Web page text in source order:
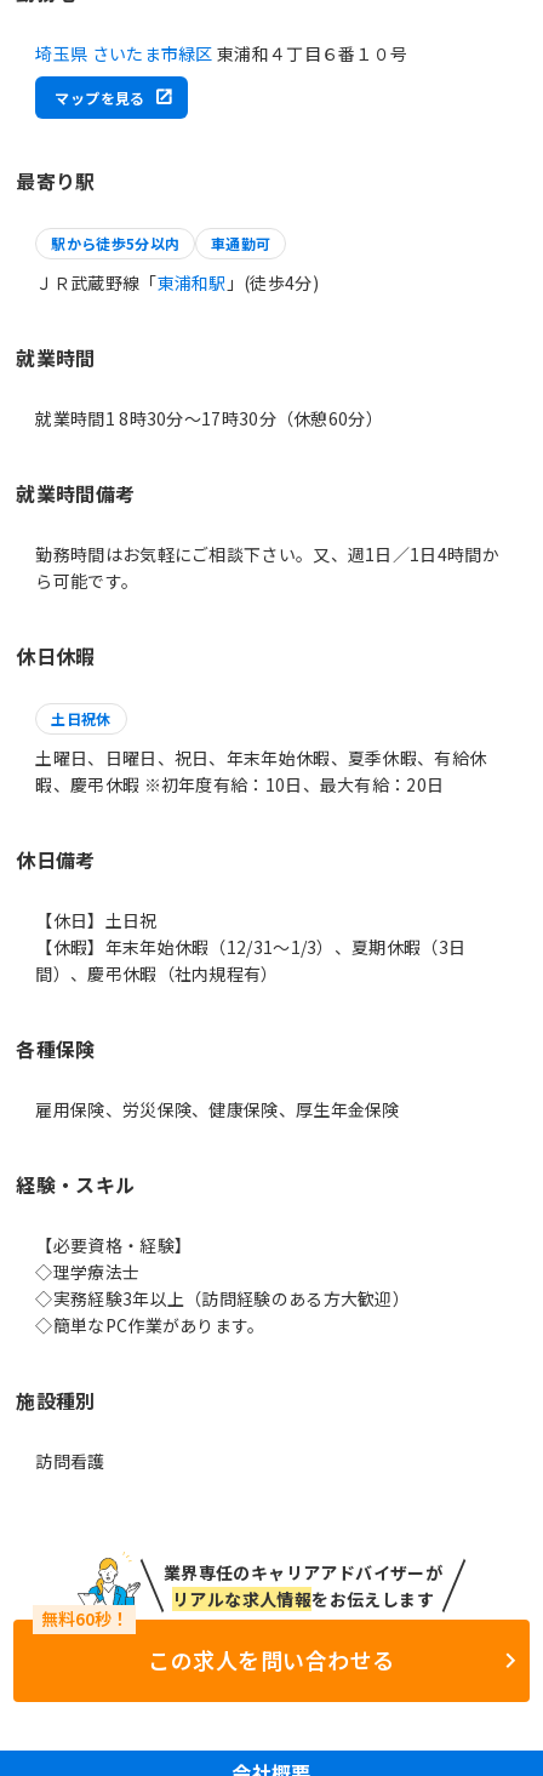
埼玉県 さいたま市緑区 東浦和４丁目６番１０号
マップを見る
最寄り駅
駅から徒歩5分以内 車通勤可
ＪＲ武蔵野線「東浦和駅 」(徒歩4分)
就業時間
就業時間1 8時30分〜17時30分（休憩60分）
就業時間備考
勤務時間はお気軽にご相談下さい。又、週1日／1日4時間か
休日休暇
土日祝休
土曜日、日曜日、祝日、年末年始休暇、夏季休暇、有給休
暇、慶弔休暇 ※初年度有給：10日、最大有給：20日
休日備考
【休日】土日祝
【休暇】年末年始休暇（12/31～1/3）、夏期休暇（3日
間）、慶弔休暇（社内規程有）
各種保険
雇用保険、労災保険、健康保険、厚生年金保険
経験・スキル
【必要資格・経験】
◇理学療法士
◇実務経験3年以上（訪問経験のある方大歓迎）
◇簡単なPC作業があります。
施設種別
訪問看護
業界専任のキャリアアドバイザーが
リアルな求人情報をお伝えします
この求人を問い合わせる